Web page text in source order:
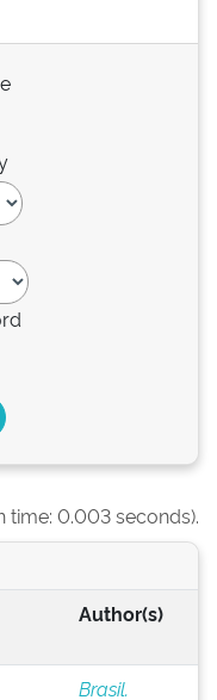
time: 0.003 seconds).
Author(s)
Brasil.